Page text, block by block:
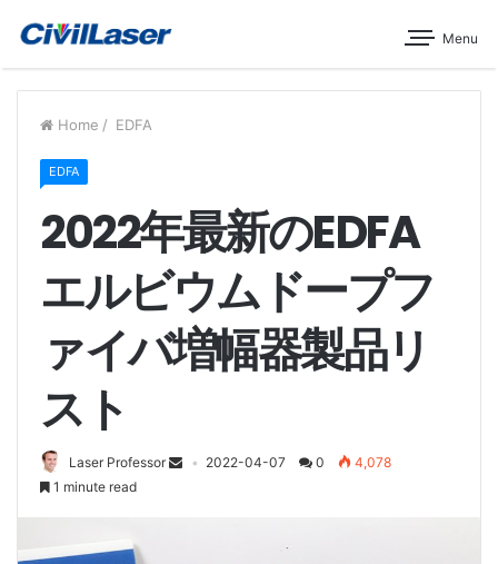
Menu
Home / EDFA
EDFA
2022年最新のEDFA
エルビウムドープフ
ァイバ増幅器製品リ
スト
Laser Professor 2022-04-07 0
4,078
1 minute read